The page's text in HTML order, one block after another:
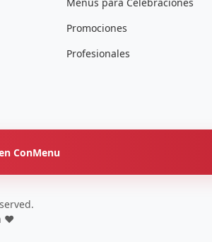
Promociones
Profesionales
ConMenu
❤️